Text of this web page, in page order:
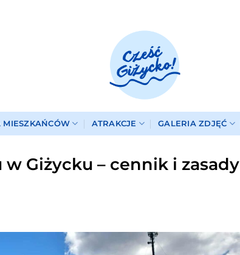
MIESZKAŃCÓW ATRAKCJE GALERIA ZDJĘĆ
Giżycku – cennik i zasady